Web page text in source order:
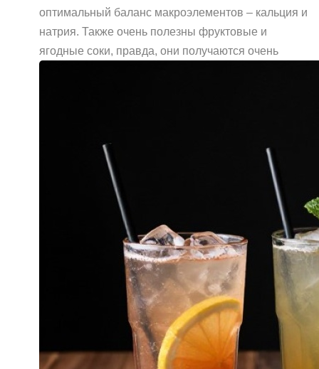
оптимальный баланс макроэлементов – кальция и
натрия. Также очень полезны фруктовые и
ягодные соки, правда, они получаются очень